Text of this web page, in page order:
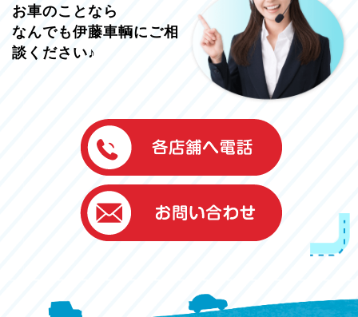
お車のことなら
なんでも伊藤車輌にご相
談ください♪
伊藤車輌（本社）
050-5851-0337
グッドワン浜松
050-5851-0338
浜北店
050-5851-0339
（年中無休24h対応）